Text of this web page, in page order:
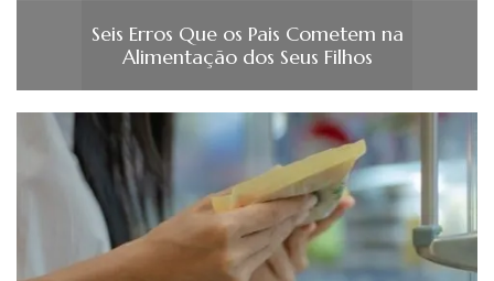
Seis Erros Que os Pais Cometem na
Alimentação dos Seus Filhos